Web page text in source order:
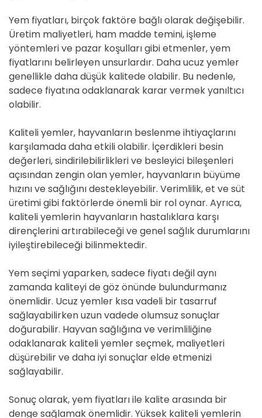
Yem fiyatları, birçok faktöre bağlı olarak değişebilir.
Üretim maliyetleri, ham madde temini, işleme
yöntemleri ve pazar koşulları gibi etmenler, yem
fiyatlarını belirleyen unsurlardır. Daha ucuz yemler
genellikle daha düşük kalitede olabilir. Bu nedenle,
sadece fiyatına odaklanarak karar vermek yanıltıcı
olabilir.
Kaliteli yemler, hayvanların beslenme ihtiyaçlarını
karşılamada daha etkili olabilir. İçerdikleri besin
değerleri, sindirilebilirlikleri ve besleyici bileşenleri
açısından zengin olan yemler, hayvanların büyüme
hızını ve sağlığını destekleyebilir. Verimlilik, et ve süt
üretimi gibi faktörlerde önemli bir rol oynar. Ayrıca,
kaliteli yemlerin hayvanların hastalıklara karşı
dirençlerini artırabileceği ve genel sağlık durumlarını
iyileştirebileceği bilinmektedir.
Yem seçimi yaparken, sadece fiyatı değil aynı
zamanda kaliteyi de göz önünde bulundurmanız
önemlidir. Ucuz yemler kısa vadeli bir tasarruf
sağlayabilirken uzun vadede olumsuz sonuçlar
doğurabilir. Hayvan sağlığına ve verimliliğine
odaklanarak kaliteli yemler seçmek, maliyetleri
düşürebilir ve daha iyi sonuçlar elde etmenizi
sağlayabilir.
Sonuç olarak, yem fiyatları ile kalite arasında bir
denge sağlamak önemlidir. Yüksek kaliteli yemlerin